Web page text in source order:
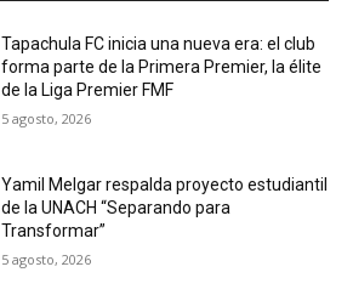
Tapachula FC inicia una nueva era: el club
forma parte de la Primera Premier, la élite
de la Liga Premier FMF
5 agosto, 2026
Yamil Melgar respalda proyecto estudiantil
de la UNACH “Separando para
Transformar”
5 agosto, 2026